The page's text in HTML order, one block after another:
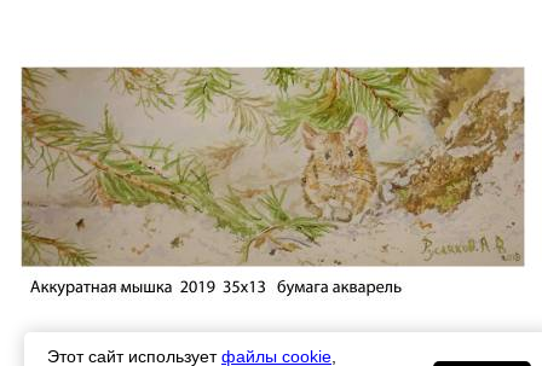
Этот сайт используетфайлы cookie